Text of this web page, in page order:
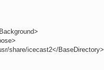
share/icecast2</BaseDirectory>